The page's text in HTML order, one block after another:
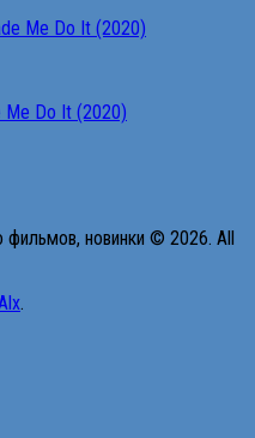
Me Do It (2020)
новинки © 2026. All
.